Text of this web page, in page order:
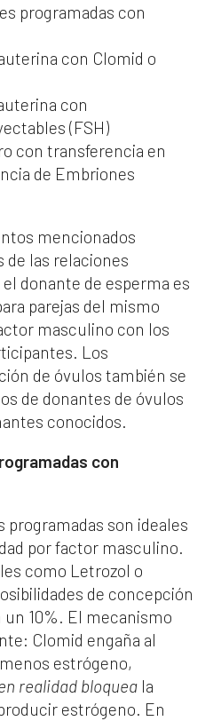
programadas con
con Clomid o
con
(FSH)
con transferencia en
de Embriones
mencionados
las relaciones
donante de esperma es
parejas del mismo
masculino con los
Los
de óvulos también se
de donantes de óvulos
conocidos.
con
programadas son ideales
por factor masculino.
como Letrozol o
de concepción
10%. El mecanismo
Clomid engaña al
estrógeno,
realidad bloquea la
estrógeno. En